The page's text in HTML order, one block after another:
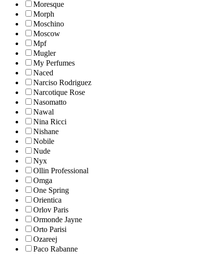
Moresque
Morph
Moschino
Moscow
Mpf
Mugler
My Perfumes
Naced
Narciso Rodriguez
Narcotique Rose
Nasomatto
Nawal
Nina Ricci
Nishane
Nobile
Nude
Nyx
Ollin Professional
Omga
One Spring
Orientica
Orlov Paris
Ormonde Jayne
Orto Parisi
Ozareej
Paco Rabanne